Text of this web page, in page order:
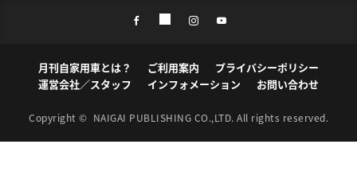
月刊自家用車とは？ ご利用案内
プライバシーポリシー
運営会社／スタッフ
インフォメーション お問い合わせ
Copyright © NAIGAI PUBLISHING CO.,LTD. All rights reserved.